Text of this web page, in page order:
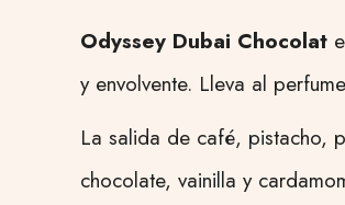
Odyssey Dubai Chocolat
y envolvente. Lleva al
La salida de café, pistacho,
chocolate, vainilla y